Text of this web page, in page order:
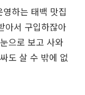
하는 태백 맛집
아서 구입하잖아
으로 보고 사와
도 살 수 밖에 없